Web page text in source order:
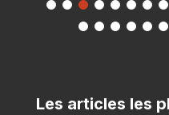
Les articles les